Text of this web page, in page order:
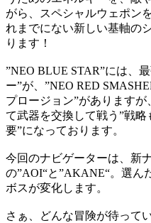
がら、スペシャルウェポン
れまでにない新しい基軸の
ります！
”NEO BLUE STAR”には、
ー”が、”NEO RED
プロージョン”があります
て武器を交換して戦う”戦
要”になっております。
今回のナビゲーターは、新
の”AOI“と”AKANE“。選ん
ボスが変化します。
さぁ、どんな冒険が待って